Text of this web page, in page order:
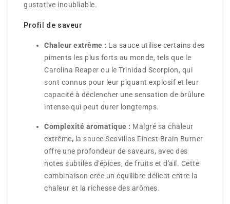
gustative inoubliable.
Profil de saveur
Chaleur extrême : La sauce utilise certains des
piments les plus forts au monde, tels que le
Carolina Reaper ou le Trinidad Scorpion, qui
sont connus pour leur piquant explosif et leur
capacité à déclencher une sensation de brûlure
intense qui peut durer longtemps.
Complexité aromatique : Malgré sa chaleur
extrême, la sauce Scovillas Finest Brain Burner
offre une profondeur de saveurs, avec des
notes subtiles d'épices, de fruits et d'ail. Cette
combinaison crée un équilibre délicat entre la
chaleur et la richesse des arômes.